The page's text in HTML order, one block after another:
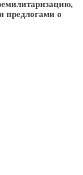
предлогами о